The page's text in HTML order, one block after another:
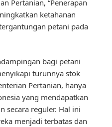
Pertanian, “Penerapan
ketahanan
petani pada
bagi petani
turunnya stok
Pertanian, hanya
yang mendapatkan
secara reguler. Hal ini
menjadi terbatas dan